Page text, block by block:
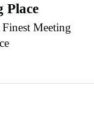
Place
Meeting